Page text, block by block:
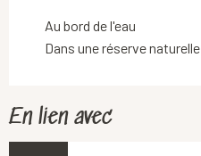
Au bord de l'eau
Dans une réserve naturelle
En lien avec